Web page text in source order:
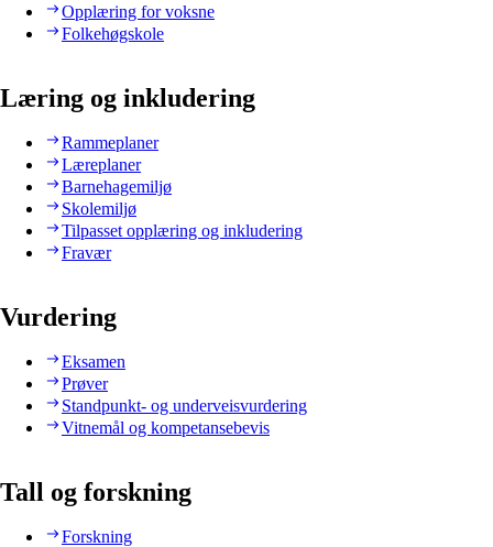
Opplæring for voksne
Folkehøgskole
Læring og inkludering
Rammeplaner
Læreplaner
Barnehagemiljø
Skolemiljø
Tilpasset opplæring og inkludering
Fravær
Vurdering
Eksamen
Prøver
Standpunkt- og underveisvurdering
Vitnemål og kompetansebevis
Tall og forskning
Forskning